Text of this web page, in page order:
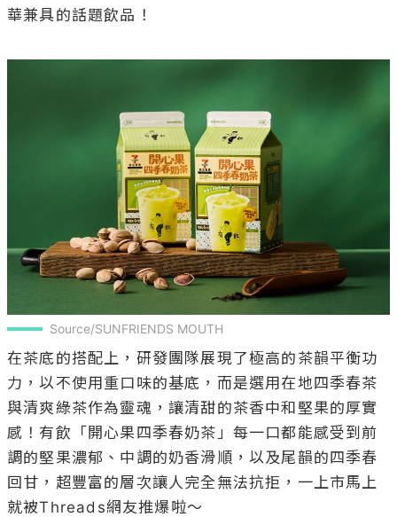
華兼具的話題飲品！
Source/SUNFRIENDS MOUTH
在茶底的搭配上，研發團隊展現了極高的茶韻平衡功
力，以不使用重口味的基底，而是選用在地四季春茶
與清爽綠茶作為靈魂，讓清甜的茶香中和堅果的厚實
感！有飲「開心果四季春奶茶」每一口都能感受到前
調的堅果濃郁、中調的奶香滑順，以及尾韻的四季春
回甘，超豐富的層次讓人完全無法抗拒，一上市馬上
就被Threads網友推爆啦～